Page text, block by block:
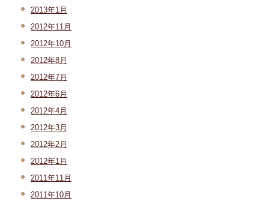
2013年1月
2012年11月
2012年10月
2012年8月
2012年7月
2012年6月
2012年4月
2012年3月
2012年2月
2012年1月
2011年11月
2011年10月